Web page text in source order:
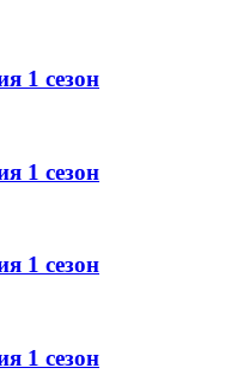
1 сезон
1 сезон
1 сезон
1 сезон